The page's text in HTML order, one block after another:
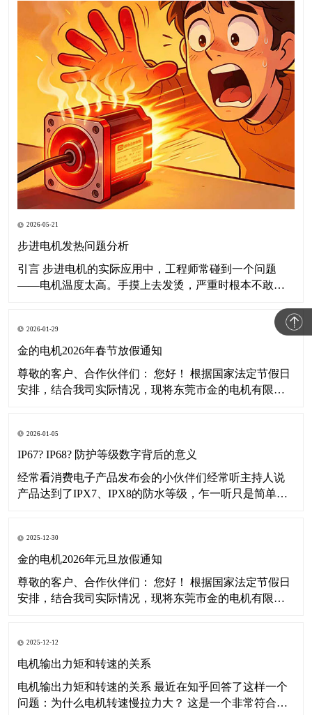
2026-05-21
步进电机发热问题分析
引言 步进电机的实际应用中，工程师常碰到一个问题
——电机温度太高。手摸上去发烫，严重时根本不敢
么后果，以及怎么解决。 一、步进电机发热的原因分析
所谓"电机发烫"，说白了就是运行温度明显超出正常范
围。要讲清楚这个事，得从热平衡说起。 1.1
2026-01-29
金的电机2026年春节放假通知
尊敬的客户、合作伙伴们： 您好！ 根据国家法定节假日
安排，结合我司实际情况，现将东莞市金的电机有限公
月初七星期一）放假，共17天。 2026年2月24日（农历正
月初八星期二
2026-01-05
IP67? IP68? 防护等级数字背后的意义
经常看消费电子产品发布会的小伙伴们经常听主持人说
产品达到了IPX7、IPX8的防水等级，乍一听只是简单的
级。 其实啊这个IP等级并不单指防水等级，而是“外壳防
护等级”。IP是Ingress Pr
2025-12-30
金的电机2026年元旦放假通知
尊敬的客户、合作伙伴们： 您好！ 根据国家法定节假日
安排，结合我司实际情况，现将东莞市金的电机有限公
2026年1月4日（星期日）起正常恢复办公及运营。 二、
温馨提示
2025-12-12
电机输出力矩和转速的关系
电机输出力矩和转速的关系 最近在知乎回答了这样一个
问题：为什么电机转速慢拉力大？ 这是一个非常符合直